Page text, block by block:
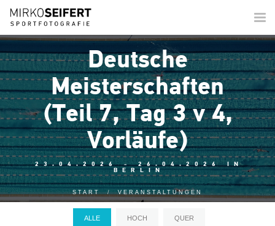
Deutsche
Meisterschaften
(Teil 7, Tag 3 v 4,
Vorläufe)
23.04.2026 - 26.04.2026 IN
BERLIN
START VERANSTALTUNGEN
ALLE HOCH QUER